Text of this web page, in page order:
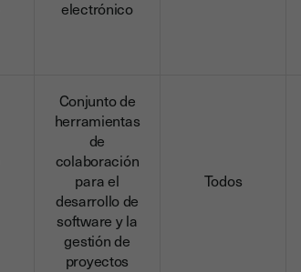
electrónico
Conjunto de
herramientas
de
colaboración
para el
desarrollo de
software y la
gestión de
proyectos
Todos